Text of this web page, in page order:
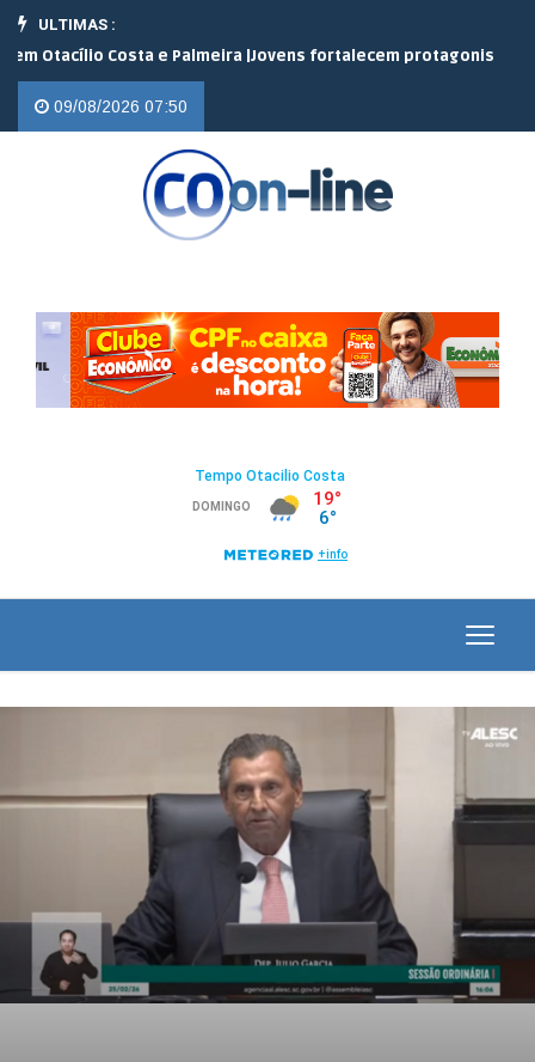
ULTIMAS :
Costa e Palmeira |Jovens fortalecem protagonismo no
09/08/2026 07:50